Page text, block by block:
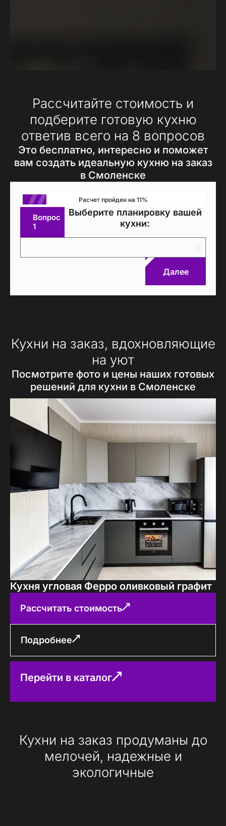
Рассчитайте стоимость и
подберите готовую кухню
ответив всего на 8 вопросов
Это бесплатно, интересно и поможет
вам создать идеальную кухню на заказ
в Смоленске
Расчет пройден на 11%
Вопрос
1
Выберите планировку вашей
кухни:
Далее
Кухни на заказ, вдохновляющие
на уют
Посмотрите фото и цены наших готовых
решений для кухни в Смоленске
Кухня угловая Ферро оливковый графит
Рассчитать стоимость
Подробнее
Перейти в каталог
Кухни на заказ продуманы до
мелочей, надежные и
экологичные